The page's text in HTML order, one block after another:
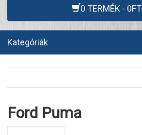
0 TERMÉK - 0FT
Kategóriák
Ford Puma